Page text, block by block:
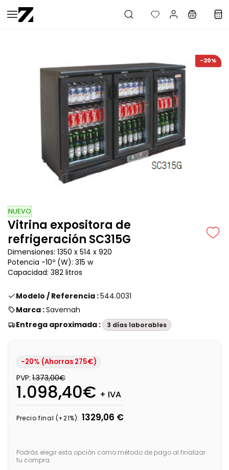
Saltar al
contenido
-20%
NUEVO
Vitrina expositora de
refrigeración SC315G
Dimensiones: 1350 x 514 x 920
Potencia -10º (W): 315 w
Capacidad: 382 litros
Modelo / Referencia :544.0031
Marca :Savemah
Entrega aproximada :
3 días laborables
-20% (Ahorras 275€)
PVP: 1.373,00€
1.098,40€ + IVA
Precio final (+21%): 1329,06 €
Podrás elegir esta opción como método de pago al finalizar
tu compra.